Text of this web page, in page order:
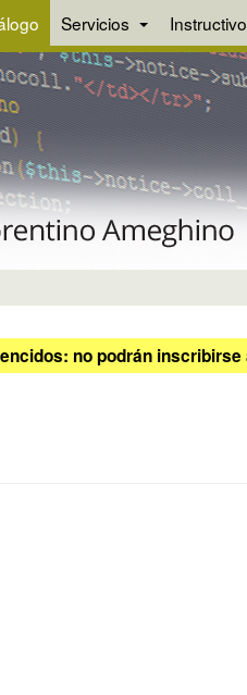
Servicios
no podrán